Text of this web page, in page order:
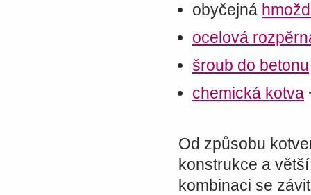
obyčejná
ocelová
šroub do betonu
chemická kotva
Od způsobu
konstrukce a
kombinaci se